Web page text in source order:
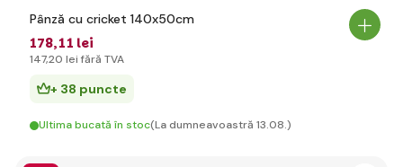
Pânză cu cricket 140x50cm
178,11 lei
147,20 lei fără TVA
+ 38 puncte
Ultima bucată în stoc(La dumneavoastră 13.08.)